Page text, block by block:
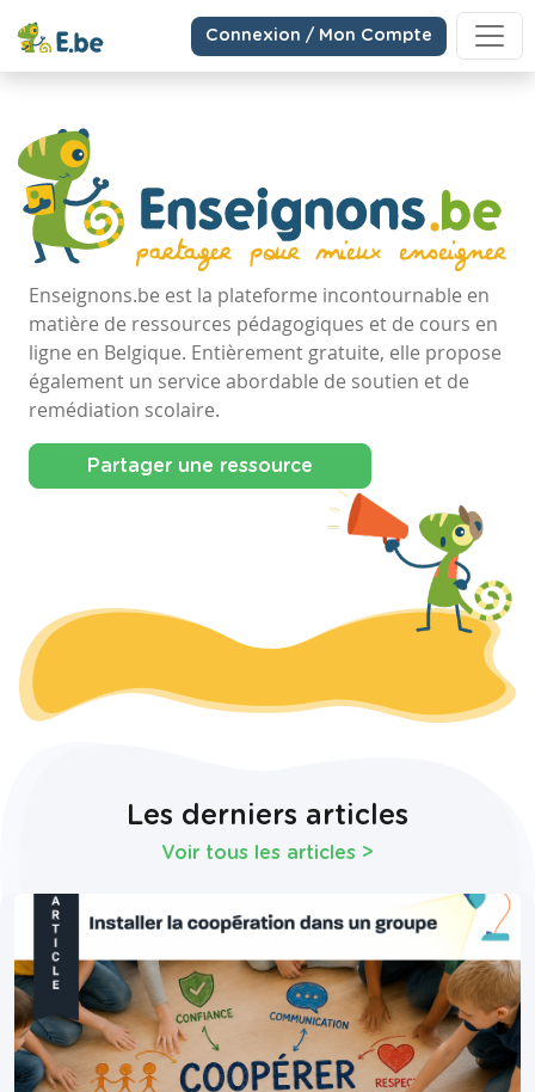
Connexion / Mon Compte
Enseignons.be est la plateforme incontournable en
matière de ressources pédagogiques et de cours en
ligne en Belgique. Entièrement gratuite, elle propose
également un service abordable de soutien et de
remédiation scolaire.
Partager une ressource
Les derniers articles
Voir tous les articles >